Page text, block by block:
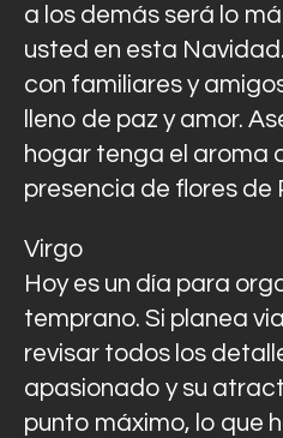
a los demás será lo
usted en esta
con familiares y
lleno de paz y amor.
hogar tenga el aroma
presencia de flores de
Virgo
Hoy es un día para
temprano. Si planea
revisar todos los
apasionado y su
punto máximo, lo que